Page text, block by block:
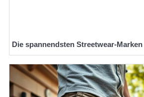
Die spannendsten Streetwear-